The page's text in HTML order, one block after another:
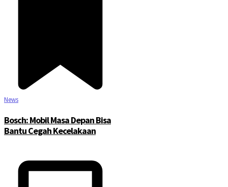
News
Bosch: Mobil Masa Depan Bisa
Bantu Cegah Kecelakaan